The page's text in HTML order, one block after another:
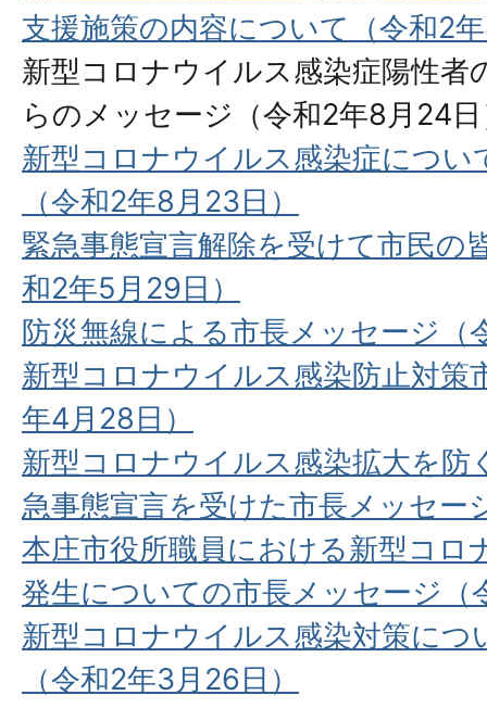
支援施策の内容について（令和2
新型コロナウイルス感染症陽性者
らのメッセージ（令和2年8月24
新型コロナウイルス感染症につい
（令和2年8月23日）
緊急事態宣言解除を受けて市民の
和2年5月29日）
防災無線による市長メッセージ（
新型コロナウイルス感染防止対策
年4月28日）
新型コロナウイルス感染拡大を防
急事態宣言を受けた市長メッセー
本庄市役所職員における新型コロ
発生についての市長メッセージ（
新型コロナウイルス感染対策につ
（令和2年3月26日）